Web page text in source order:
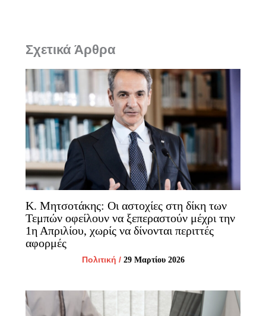
Σχετικά Άρθρα
Κ. Μητσοτάκης: Οι αστοχίες στη δίκη των
Τεμπών οφείλουν να ξεπεραστούν μέχρι την
1η Απριλίου, χωρίς να δίνονται περιττές
αφορμές
Πολιτική / 29 Μαρτίου 2026